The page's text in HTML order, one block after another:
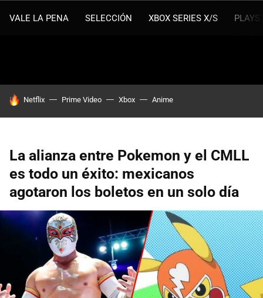
VALE LA PENA SELECCIÓN XBOX SERIES X/S
HOY SE HABLA DE
Netflix Prime Video Xbox Anime
La alianza entre Pokemon y el CMLL
es todo un éxito: mexicanos
agotaron los boletos en un solo día